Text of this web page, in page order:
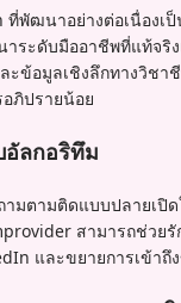
พัฒนาอย่างต่อเนื่อง
ะดับมืออาชีพที่แท้จริ
ข้อมูลเชิงลึกทางวิช
ภิปรายน้อย
อัลกอริทึม
มตามติดแบบปลายเ
สามารถช่ว
และขยายการเข้าถึ